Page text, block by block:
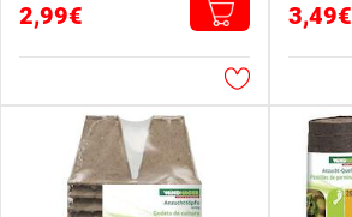
2,99€ 3,49€